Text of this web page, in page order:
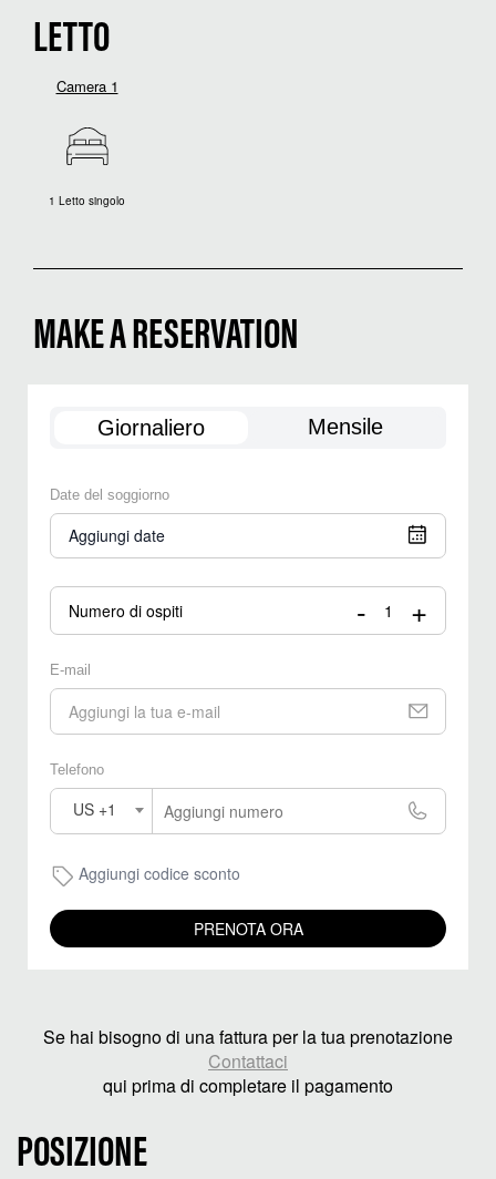
LETTO
Camera 1
1 Letto singolo
MAKE A RESERVATION
Giornaliero Mensile
Date del soggiorno
Aggiungi date
Numero di ospiti - +
E-mail
Telefono
US +1
Aggiungi codice sconto
PRENOTA ORA
Se hai bisogno di una fattura per la tua prenotazione
Contattaci
qui prima di completare il pagamento
POSIZIONE